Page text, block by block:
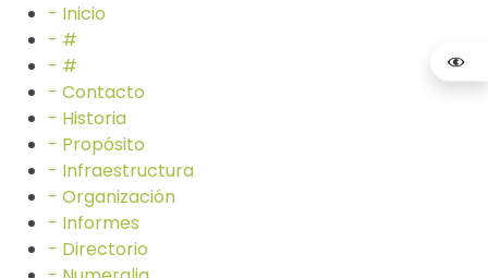
- Inicio
- #
- #
- Contacto
- Historia
- Propósito
- Infraestructura
- Organización
- Informes
- Directorio